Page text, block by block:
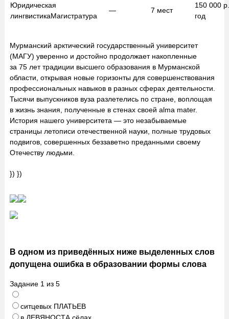
Юридическая
лингвистикаМагистратура
— 7 мест
150 000
год
Мурманский арктический государственный университет
(МАГУ) уверенно и достойно продолжает накопленные
за 75 лет традиции высшего образования в Мурманской
области, открывая новые горизонты для совершенствования
профессиональных навыков в разных сферах деятельности.
Тысячи выпускников вуза разлетелись по стране, воплощая
в жизнь знания, полученные в стенах своей alma mater.
История нашего университета — это незабываемые
страницы летописи отечественной науки, полные трудовых
подвигов, совершенных беззаветно преданными своему
Отечеству людьми.
}) })
В одном из приведённых ниже выделенных слов
допущена ошибка в образовании формы слова
Задание 1 из 5
ситцевых ПЛАТЬЕВ
в ДЕВЯНОСТА сёлах